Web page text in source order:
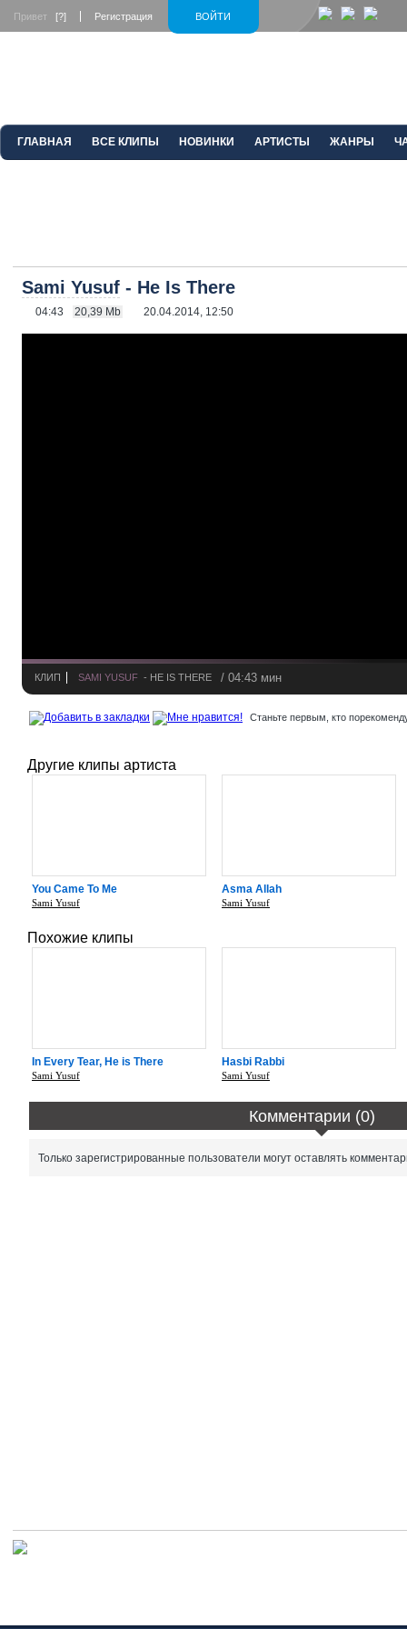
ВОЙТИ
Привет [?] Регистрация
ГЛАВНАЯ ВСЕ КЛИПЫ НОВИНКИ АРТИСТЫ ЖАНРЫ
Sami Yusuf - He Is There
04:43 20,39 Mb 20.04.2014, 12:50
КЛИП SAMI YUSUF - HE IS THERE / 04:43 мин
Станьте первым, кто
Другие клипы артиста
You Came To Me
Sami Yusuf
Asma Allah
Sami Yusuf
Похожие клипы
In Every Tear, He is There
Sami Yusuf
Hasbi Rabbi
Sami Yusuf
Комментарии (0)
Только зарегистрированные пользователи могут оставлять